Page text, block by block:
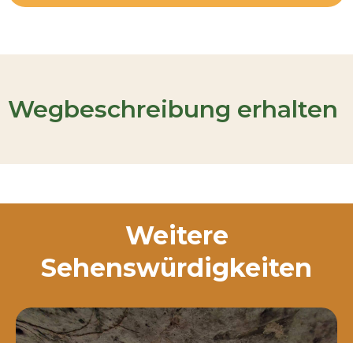
Wegbeschreibung erhalten
Weitere
Sehenswürdigkeiten